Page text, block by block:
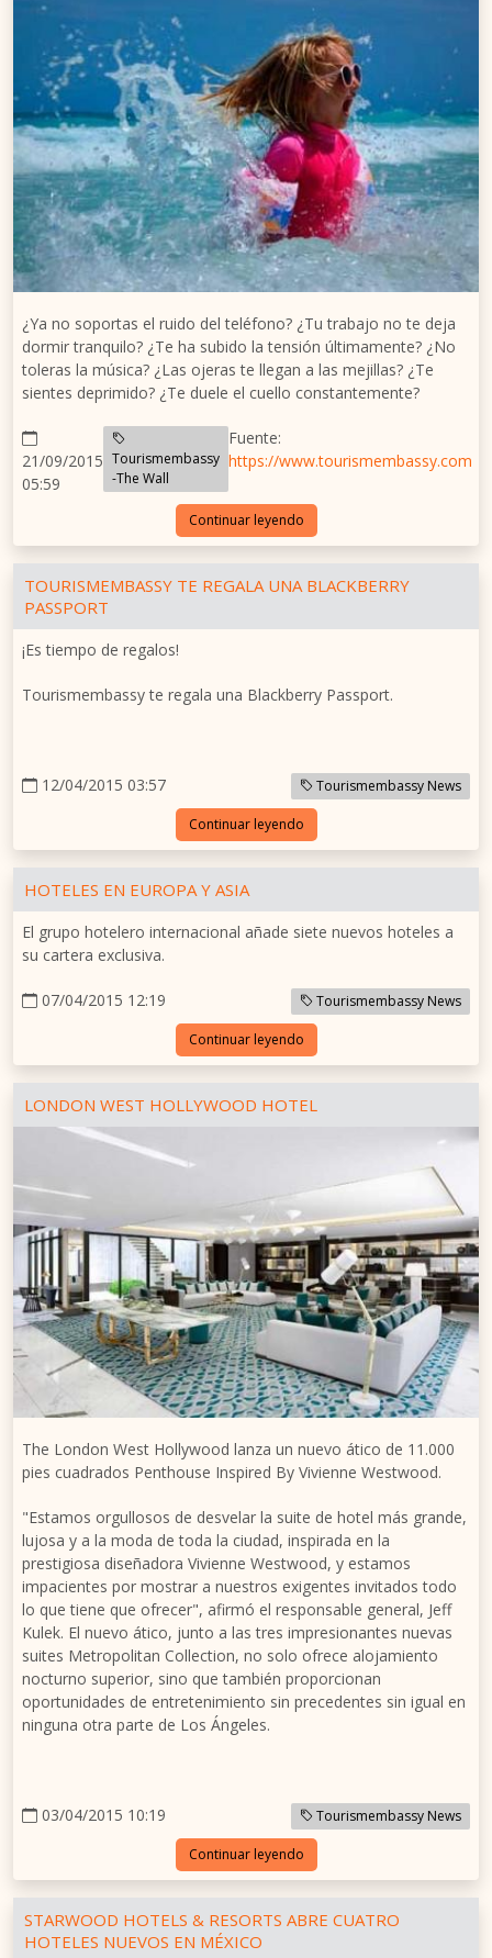
¿Ya no soportas el ruido del teléfono? ¿Tu trabajo no te deja
dormir tranquilo? ¿Te ha subido la tensión últimamente? ¿No
toleras la música? ¿Las ojeras te llegan a las mejillas? ¿Te
sientes deprimido? ¿Te duele el cuello constantemente?
21/09/2015
05:59
Tourismembassy
-The Wall
Fuente:
https://www.tourismembassy.com
Continuar leyendo
TOURISMEMBASSY TE REGALA UNA BLACKBERRY
PASSPORT
¡Es tiempo de regalos!
Tourismembassy te regala una Blackberry Passport.
12/04/2015 03:57 Tourismembassy News
Continuar leyendo
HOTELES EN EUROPA Y ASIA
El grupo hotelero internacional añade siete nuevos hoteles a
su cartera exclusiva.
07/04/2015 12:19 Tourismembassy News
Continuar leyendo
LONDON WEST HOLLYWOOD HOTEL
The London West Hollywood lanza un nuevo ático de 11.000
pies cuadrados Penthouse Inspired By Vivienne Westwood.
"Estamos orgullosos de desvelar la suite de hotel más grande,
lujosa y a la moda de toda la ciudad, inspirada en la
prestigiosa diseñadora Vivienne Westwood, y estamos
impacientes por mostrar a nuestros exigentes invitados todo
lo que tiene que ofrecer", afirmó el responsable general, Jeff
Kulek. El nuevo ático, junto a las tres impresionantes nuevas
suites Metropolitan Collection, no solo ofrece alojamiento
nocturno superior, sino que también proporcionan
oportunidades de entretenimiento sin precedentes sin igual en
ninguna otra parte de Los Ángeles.
03/04/2015 10:19 Tourismembassy News
Continuar leyendo
STARWOOD HOTELS & RESORTS ABRE CUATRO
HOTELES NUEVOS EN MÉXICO